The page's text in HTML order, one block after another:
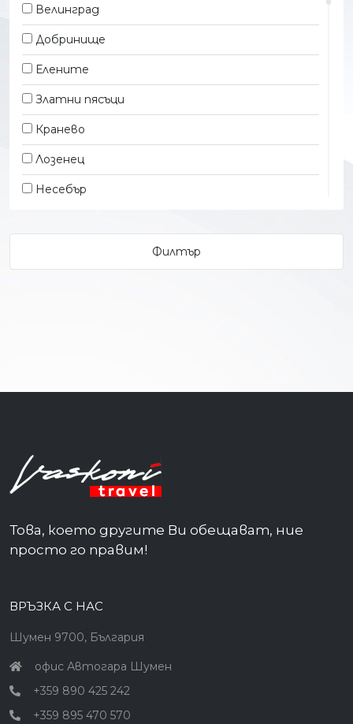
СПА център
Тераса
Фитнес
Хладилник
Велинград
Добринище
Елените
Златни пясъци
Кранево
Лозенец
Несебър
Св.Св. Константин и Елена
Свети Влас
Созопол
Троян
Трявна
Хисаря
Това, което другите Ви обещават, ние
просто го правим!
ВРЪЗКА С НАС
Шумен 9700, България
офис Автогара Шумен
+359 890 425 242
+359 895 470 570